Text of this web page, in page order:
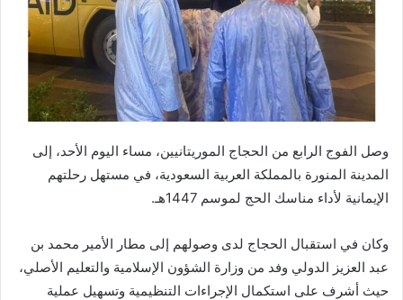
وصل الفوج الرابع من الحجاج الموريتانيين، مساء اليوم الأحد، إلى
المدينة المنورة بالمملكة العربية السعودية، في مستهل رحلتهم
الإيمانية لأداء مناسك الحج لموسم 1447هـ.
وكان في استقبال الحجاج لدى وصولهم إلى مطار الأمير محمد بن
عبد العزيز الدولي وفد من وزارة الشؤون الإسلامية والتعليم الأصلي،
حيث أشرف على استكمال الإجراءات التنظيمية وتسهيل عملية